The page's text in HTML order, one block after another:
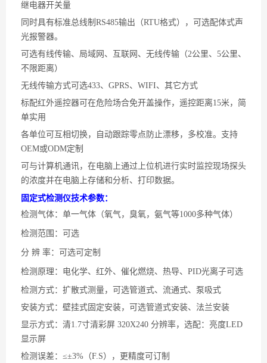
继电器开关量
同时具有标准总线制 RS485输出（RTU格式），可选配体式声
光报警器。
可选有线传输、局域网、互联网、无线传输（2公里、5公里、
不限距离）
无线传输方式可选433、GPRS、WIFI、其它方式
标配红外遥控器可在危险场合免开盖操作，遥控距离15米，简
单实用
各单位可互相切换，自动跟踪零点防止漂移，多校准。支持
OEM或ODM定制
可与计算机通讯，在电脑上通过上位机进行实时监控现场探头
的浓度并在电脑上存储和分析、打印数据。
固定式检测仪技术参数：
检测气体：单一气体（氧气，臭氧，氨气等1000多种气体）
检测范围： 可选
分 辨 率：可选可定制
检测原理：电化学、红外、催化燃烧、热导、 PID光离子可选
检测方式：扩散式测量，可选管道式、流通式、泵吸式
安装方式：壁挂式固定安装，可选管道式安装、法兰安装
显示方式：清1.7寸清彩屏 320X240 分辨率，选配：亮度LED
显示屏
检测误差： ≤±3%（F.S），更精度可订制